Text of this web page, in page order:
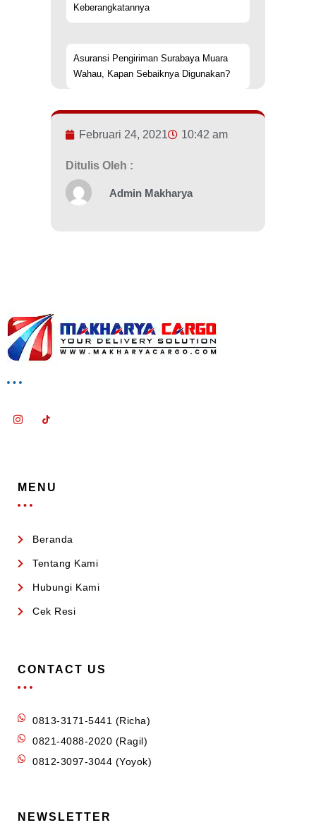
Keberangkatannya
Asuransi Pengiriman Surabaya Muara
Wahau, Kapan Sebaiknya Digunakan?
Februari 24, 2021 10:42 am
Ditulis Oleh :
Admin Makharya
MENU
Beranda
Tentang Kami
Hubungi Kami
Cek Resi
CONTACT US
0813-3171-5441 (Richa)
0821-4088-2020 (Ragil)
0812-3097-3044 (Yoyok)
NEWSLETTER